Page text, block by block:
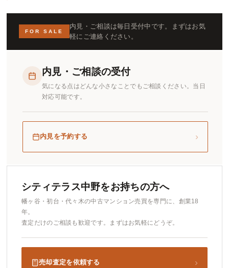
FOR SALE
内見・ご相談は毎日受付中です。まずはお気
軽にご連絡ください。
内見・ご相談の受付
気になる点はどんな小さなことでもご相談ください。当日
対応可能です。
内見を予約する ›
シティテラス中野をお持ちの方へ
幡ヶ谷・初台・代々木の中古マンション売買を専門に、創業18
年。
査定だけのご相談も歓迎です。まずはお気軽にどうぞ。
売却査定を依頼する ›